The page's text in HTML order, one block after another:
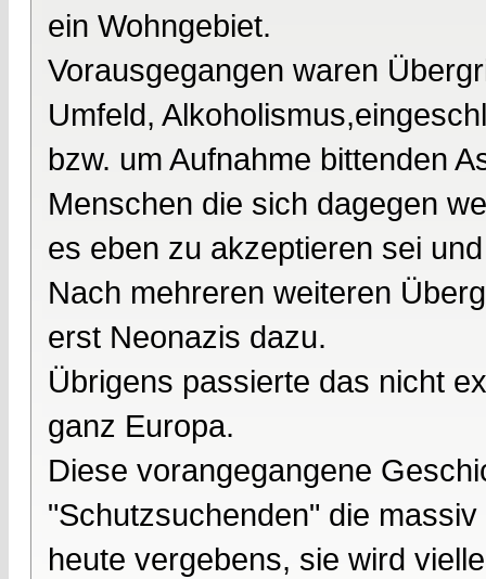
ein Wohngebiet.
Vorausgegangen waren
Umfeld,
bzw. um Aufnahme bittenden
Menschen die sich dagegen
es eben zu akzeptieren sei
Nach mehreren weiteren
erst Neonazis dazu.
Übrigens passierte das nicht
ganz Europa.
Diese vorangegangene
"Schutzsuchenden" die
heute vergebens, sie wird